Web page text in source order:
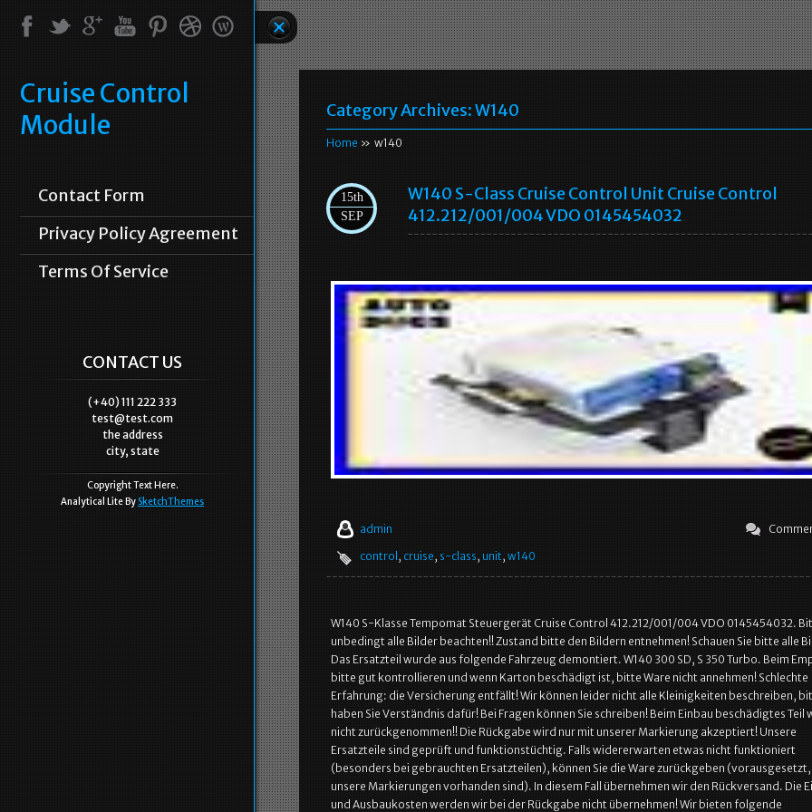
Cruise Control
Module
Contact Form
Privacy Policy Agreement
Terms Of Service
CONTACT US
(+40) 111 222 333
test@test.com
the address
city, state
Copyright Text Here.
Analytical Lite By SketchThemes
Category Archives:W140
Home » w140
15th
SEP
W140 S-Class Cruise Control Unit Cruise Control
412.212/001/004 VDO 0145454032
admin
control , cruise, s-class, unit, w140
W140 S-Klasse Tempomat Steuergerät Cruise Control 412.212/001/004 VDO 0145454032.
unbedingt alle Bilder beachten!! Zustand bitte den Bildern entnehmen! Schauen Sie bitte alle
Das Ersatzteil wurde aus folgende Fahrzeug demontiert. W140 300 SD, S 350 Turbo. Beim
bitte gut kontrollieren und wenn Karton beschädigt ist, bitte Ware nicht annehmen! Schlechte
Erfahrung: die Versicherung entfällt! Wir können leider nicht alle Kleinigkeiten beschreiben,
haben Sie Verständnis dafür! Bei Fragen können Sie schreiben! Beim Einbau beschädigtes Teil
nicht zurückgenommen!! Die Rückgabe wird nur mit unserer Markierung akzeptiert! Unsere
Ersatzteile sind geprüft und funktionstüchtig. Falls widererwarten etwas nicht funktioniert
(besonders bei gebrauchten Ersatzteilen), können Sie die Ware zurückgeben
unsere Markierungen vorhanden sind). In diesem Fall übernehmen wir den Rückversand. Die
und Ausbaukosten werden wir bei der Rückgabe nicht übernehmen! Wir bieten folgende